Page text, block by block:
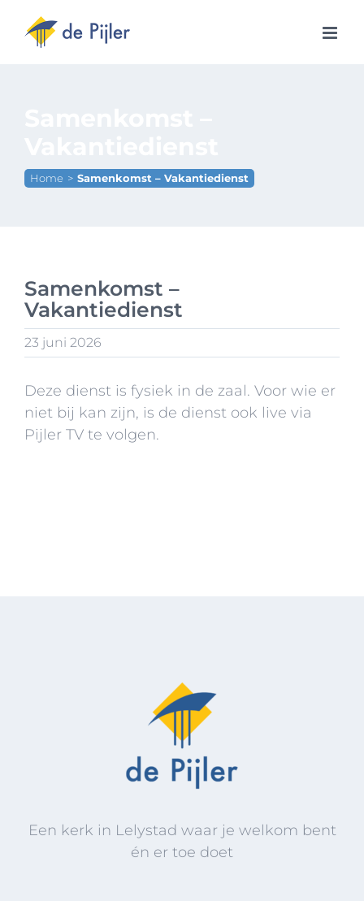
naar
inhoud
Home Samenkomst – Vakantiedienst
Samenkomst –
Vakantiedienst
23 juni 2026
Deze dienst is fysiek in de zaal. Voor wie er
niet bij kan zijn, is de dienst ook live via
Pijler TV te volgen.
Een kerk in Lelystad waar je welkom bent
én er toe doet